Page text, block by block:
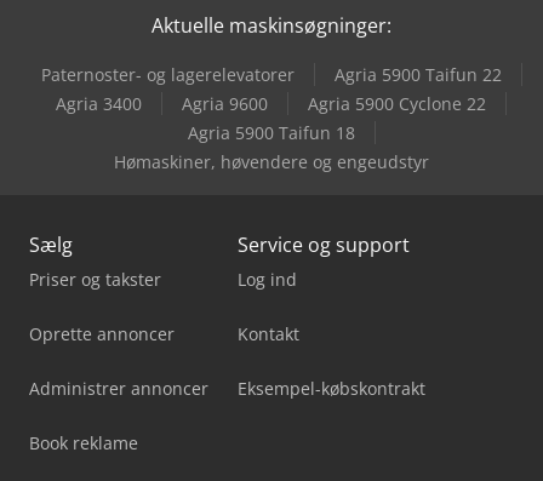
Holzkraft Vps 2251 Vr Ed
Holzkraft Vsa 38 L
Holzkraft Zaa 2863 Af
Aktuelle maskinsøgninger:
Paternoster- og lagerelevatorer
Agria 5900 Taifun 22
Agria 3400
Agria 9600
Agria 5900 Cyclone 22
Agria 5900 Taifun 18
Hømaskiner, høvendere og engeudstyr
Sælg
Priser og takster
Oprette annoncer
Administrer annoncer
Book reklame
Service og support
Log ind
Kontakt
Eksempel-købskontrakt